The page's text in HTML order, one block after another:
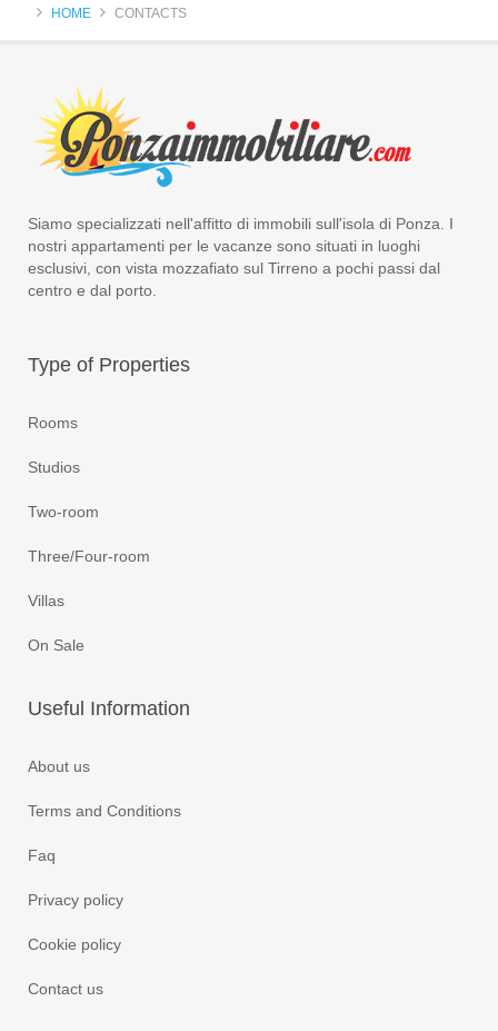
HOME CONTACTS
Siamo specializzati nell'affitto di immobili sull'isola di Ponza. I
nostri appartamenti per le vacanze sono situati in luoghi
esclusivi, con vista mozzafiato sul Tirreno a pochi passi dal
centro e dal porto.
Type of Properties
Rooms
Studios
Two-room
Three/Four-room
Villas
On Sale
Useful Information
About us
Terms and Conditions
Faq
Privacy policy
Cookie policy
Contact us